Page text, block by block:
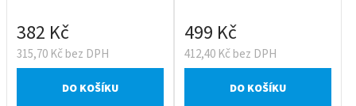
315,70 Kč bez DPH
382 Kč
DO KOŠÍKU
412,40 Kč bez DPH
499 Kč
DO KOŠÍKU